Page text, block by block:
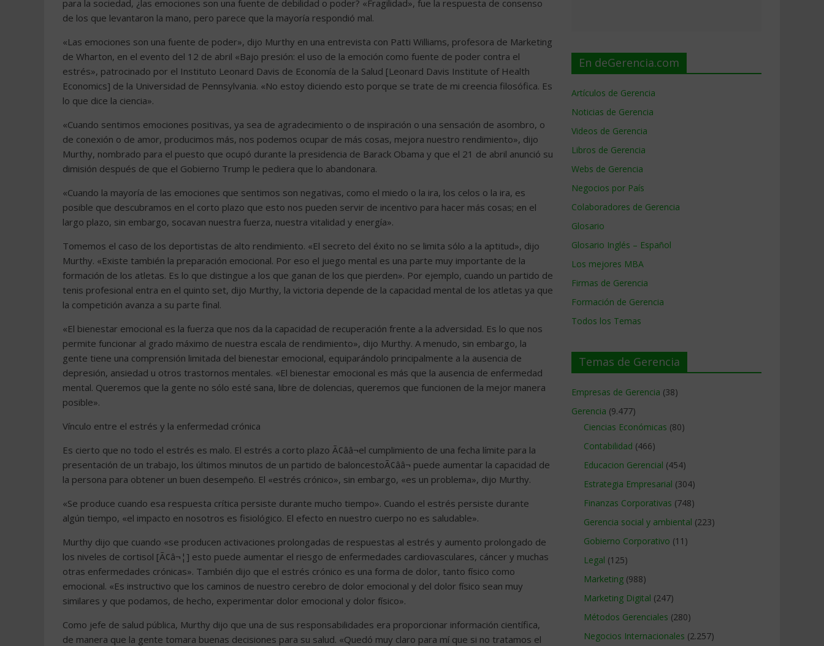
para la sociedad, ¿las emociones son una fuente de debilidad o poder? «Fragilidad», fue la respuesta de consenso
de los que levantaron la mano, pero parece que la mayoría respondió mal.
«Las emociones son una fuente de poder», dijo Murthy en una entrevista con Patti Williams, profesora de Marketing
de Wharton, en el evento del 12 de abril «Bajo presión: el uso de la emoción como fuente de poder contra el
estrés», patrocinado por el Instituto Leonard Davis de Economía de la Salud [Leonard Davis Institute of Health
Economics] de la Universidad de Pennsylvania. «No estoy diciendo esto porque se trate de mi creencia filosófica. Es
lo que dice la ciencia».
«Cuando sentimos emociones positivas, ya sea de agradecimiento o de inspiración o una sensación de asombro, o
de conexión o de amor, producimos más, nos podemos ocupar de más cosas, mejora nuestro rendimiento», dijo
Murthy, nombrado para el puesto que ocupó durante la presidencia de Barack Obama y que el 21 de abril anunció su
dimisión después de que el Gobierno Trump le pediera que lo abandonara.
«Cuando la mayoría de las emociones que sentimos son negativas, como el miedo o la ira, los celos o la ira, es
posible que descubramos en el corto plazo que esto nos pueden servir de incentivo para hacer más cosas; en el
largo plazo, sin embargo, socavan nuestra fuerza, nuestra vitalidad y energía».
Tomemos el caso de los deportistas de alto rendimiento. «El secreto del éxito no se limita sólo a la aptitud», dijo
Murthy. «Existe también la preparación emocional. Por eso el juego mental es una parte muy importante de la
formación de los atletas. Es lo que distingue a los que ganan de los que pierden». Por ejemplo, cuando un partido de
tenis profesional entra en el quinto set, dijo Murthy, la victoria depende de la capacidad mental de los atletas ya que
la competición avanza a su parte final.
«El bienestar emocional es la fuerza que nos da la capacidad de recuperación frente a la adversidad. Es lo que nos
permite funcionar al grado máximo de nuestra escala de rendimiento», dijo Murthy. A menudo, sin embargo, la
gente tiene una comprensión limitada del bienestar emocional, equiparándolo principalmente a la ausencia de
depresión, ansiedad u otros trastornos mentales. «El bienestar emocional es más que la ausencia de enfermedad
mental. Queremos que la gente no sólo esté sana, libre de dolencias, queremos que funcionen de la mejor manera
posible».
Vínculo entre el estrés y la enfermedad crónica
Es cierto que no todo el estrés es malo. El estrés a corto plazo Ã¢ââ¬el cumplimiento de una fecha límite para la
presentación de un trabajo, los últimos minutos de un partido de baloncestoÃ¢ââ¬ puede aumentar la capacidad de
la persona para obtener un buen desempeño. El «estrés crónico», sin embargo, «es un problema», dijo Murthy.
«Se produce cuando esa respuesta crítica persiste durante mucho tiempo». Cuando el estrés persiste durante
algún tiempo, «el impacto en nosotros es fisiológico. El efecto en nuestro cuerpo no es saludable».
Murthy dijo que cuando «se producen activaciones prolongadas de respuestas al estrés y aumento prolongado de
los niveles de cortisol [Ã¢â¬¦] esto puede aumentar el riesgo de enfermedades cardiovasculares, cáncer y muchas
otras enfermedades crónicas». También dijo que el estrés crónico es una forma de dolor, tanto físico como
emocional. «Es instructivo que los caminos de nuestro cerebro de dolor emocional y del dolor físico sean muy
similares y que podamos, de hecho, experimentar dolor emocional y dolor físico».
Como jefe de salud pública, Murthy dijo que una de sus responsabilidades era proporcionar información científica,
de manera que la gente tomara buenas decisiones para su salud. «Quedó muy claro para mí que si no tratamos el
En deGerencia.com
Artículos de Gerencia
Noticias de Gerencia
Videos de Gerencia
Libros de Gerencia
Webs de Gerencia
Negocios por País
Colaboradores de Gerencia
Glosario
Glosario Inglés – Español
Los mejores MBA
Firmas de Gerencia
Formación de Gerencia
Todos los Temas
Temas de Gerencia
Empresas de Gerencia (38)
Gerencia (9.477)
Ciencias Económicas (80)
Contabilidad (466)
Educacion Gerencial (454)
Estrategia Empresarial (304)
Finanzas Corporativas (748)
Gerencia social y ambiental (223)
Gobierno Corporativo (11)
Legal (125)
Marketing (988)
Marketing Digital (247)
Métodos Gerenciales (280)
Negocios Internacionales (2.257)